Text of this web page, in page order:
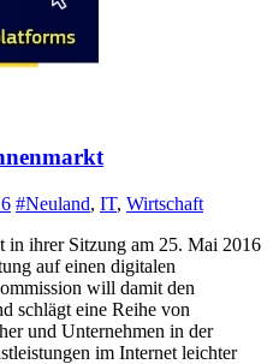
#Neuland, IT, Wirtschaft
in ihrer Sitzung am 25. Mai 2016
auf einen digitalen
will damit den
schlägt eine Reihe von
und Unternehmen in der
im Internet leichter